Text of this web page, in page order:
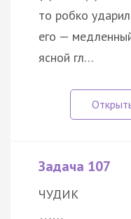
то робко
его —
ясной гл…
Задача 107
ЧУДИК